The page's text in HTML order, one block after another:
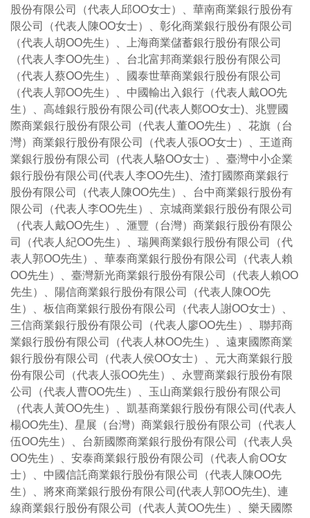
股份有限公司（代表人邱OO女士）、華南商業銀行股份有
限公司（代表人陳OO女士）、彰化商業銀行股份有限公司
（代表人胡OO先生）、上海商業儲蓄銀行股份有限公司
（代表人李OO先生）、台北富邦商業銀行股份有限公司
（代表人蔡OO先生）、國泰世華商業銀行股份有限公司
（代表人郭OO先生）、中國輸出入銀行（代表人戴OO先
生）、高雄銀行股份有限公司(代表人鄭OO女士)、兆豐國
際商業銀行股份有限公司（代表人董OO先生）、花旗（台
灣）商業銀行股份有限公司（代表人張OO女士）、王道商
業銀行股份有限公司（代表人駱OO女士）、臺灣中小企業
銀行股份有限公司(代表人李OO先生)、渣打國際商業銀行
股份有限公司（代表人陳OO先生）、台中商業銀行股份有
限公司（代表人李OO先生）、京城商業銀行股份有限公司
（代表人戴OO先生）、滙豐（台灣）商業銀行股份有限公
司（代表人紀OO先生）、瑞興商業銀行股份有限公司（代
表人郭OO先生）、華泰商業銀行股份有限公司（代表人賴
OO先生）、臺灣新光商業銀行股份有限公司（代表人賴OO
先生）、陽信商業銀行股份有限公司（代表人陳OO先
生）、板信商業銀行股份有限公司（代表人謝OO女士）、
三信商業銀行股份有限公司（代表人廖OO先生）、聯邦商
業銀行股份有限公司（代表人林OO先生）、遠東國際商業
銀行股份有限公司（代表人侯OO女士）、元大商業銀行股
份有限公司（代表人張OO先生）、永豐商業銀行股份有限
公司（代表人曹OO先生）、玉山商業銀行股份有限公司
（代表人黃OO先生）、凱基商業銀行股份有限公司(代表人
楊OO先生)、星展（台灣）商業銀行股份有限公司（代表人
伍OO先生）、台新國際商業銀行股份有限公司（代表人吳
OO先生）、安泰商業銀行股份有限公司（代表人俞OO女
士）、中國信託商業銀行股份有限公司（代表人陳OO先
生）、將來商業銀行股份有限公司(代表人郭OO先生)、連
線商業銀行股份有限公司（代表人黃OO先生）、樂天國際